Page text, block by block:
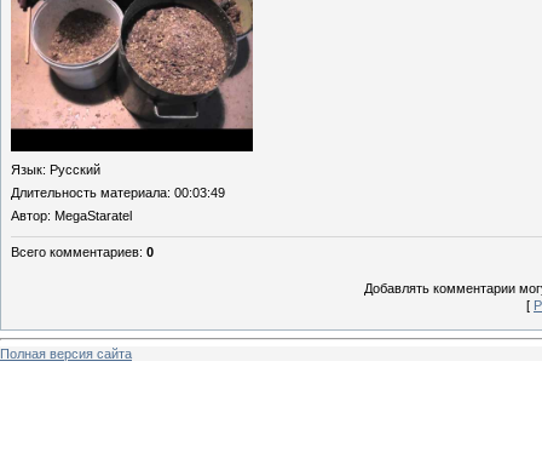
Язык: Русский
Длительность материала: 00:03:49
Автор: MegaStaratel
Всего комментариев: 0
Добавлять комментарии
[
Полная версия сайта